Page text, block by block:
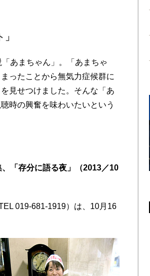
あまちゃん」。「あまちゃ
ったことから無気力症候群に
見せつけました。そんな「あ
時の興奮を味わいたいという
「存分に語る夜」（2013／10
019-681-1919）は、10月16